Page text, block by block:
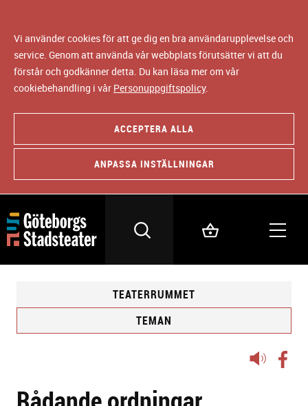
Vi använder cookies för att ge dig en bra användarupplevelse och
service. Genom att använda vår webbplats förutsätter vi att du
förstår och godkänner detta. Du kan läsa mer om vår
cookiebehandling i vår Personuppgiftspolicy.
ACCEPTERA ALLA
ANPASSA INSTÄLLNINGAR
TEATERRUMMET
TEMAN
Lyssna